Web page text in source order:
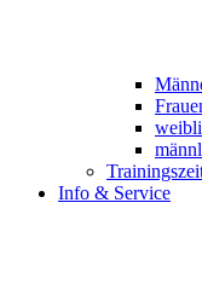
Info & Service